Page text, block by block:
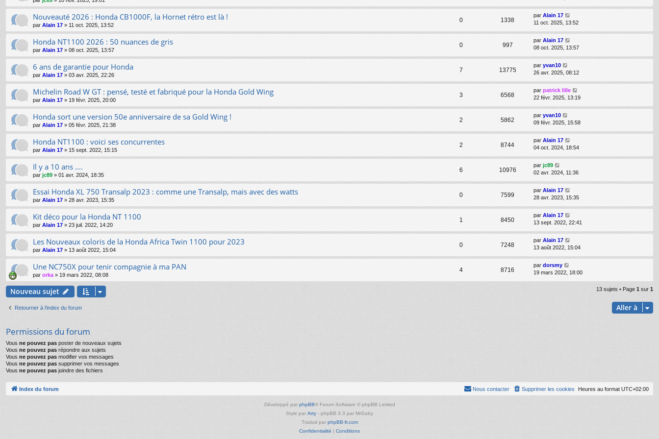
Nouveauté 2026 : Honda CB1000F, la Hornet rétro est là !
par Alain 17 » 11 oct. 2025, 13:52
0 1338
par Alain 17
11 oct. 2025, 13:52
Honda NT1100 2026 : 50 nuances de gris
par Alain 17 » 08 oct. 2025, 13:57
0 997
par Alain 17
08 oct. 2025, 13:57
6 ans de garantie pour Honda
par Alain 17 » 03 avr. 2025, 22:26
7 13775
par yvan10
26 avr. 2025, 08:12
Michelin Road W GT : pensé, testé et fabriqué pour la Honda Gold Wing
par Alain 17 » 19 févr. 2025, 20:00
3 6568
par patrick lille
22 févr. 2025, 13:19
Honda sort une version 50e anniversaire de sa Gold Wing !
par Alain 17 » 05 févr. 2025, 21:38
2 5862
par yvan10
09 févr. 2025, 15:58
Honda NT1100 : voici ses concurrentes
par Alain 17 » 15 sept. 2022, 15:15
2 8744
par Alain 17
04 oct. 2024, 18:54
Il y a 10 ans ....
par jc89 » 01 avr. 2024, 18:35
6 10976
par jc89
02 avr. 2024, 11:36
Essai Honda XL 750 Transalp 2023 : comme une Transalp, mais avec des watts
par Alain 17 » 28 avr. 2023, 15:35
0 7599
par Alain 17
28 avr. 2023, 15:35
Kit déco pour la Honda NT 1100
par Alain 17 » 23 juil. 2022, 14:20
1 8450
par Alain 17
13 sept. 2022, 22:41
Les Nouveaux coloris de la Honda Africa Twin 1100 pour 2023
par Alain 17 » 13 août 2022, 15:04
0 7248
par Alain 17
13 août 2022, 15:04
Une NC750X pour tenir compagnie à ma PAN
par orka » 19 mars 2022, 08:08
4 8716
par dorsmy
19 mars 2022, 18:00
Nouveau sujet 13 sujets • Page 1 sur 1
Retourner à l’index du forum Aller à
Permissions du forum
Vous ne pouvez pas poster de nouveaux sujets
Vous ne pouvez pas répondre aux sujets
Vous ne pouvez pas modifier vos messages
Vous ne pouvez pas supprimer vos messages
Vous ne pouvez pas joindre des fichiers
Index du forum Heures au format UTC+02:00
Supprimer les cookies
Nous contacter
Développé par phpBB® Forum Software © phpBB Limited
Style par Arty - phpBB 3.3 par MrGaby
Traduit par phpBB-fr.com
Confidentialité | Conditions